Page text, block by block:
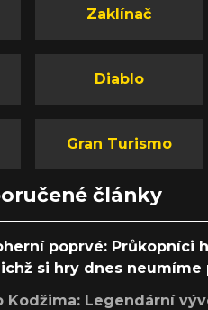
Zaklínač
Diablo
Gran Turismo
články
poprvé: Průkopníci
si hry dnes
Kodžima: Legendární